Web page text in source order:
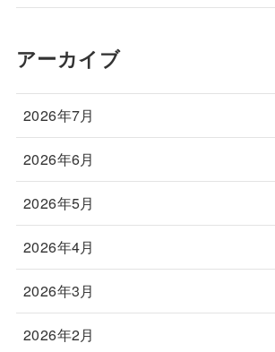
アーカイブ
2026年7月
2026年6月
2026年5月
2026年4月
2026年3月
2026年2月